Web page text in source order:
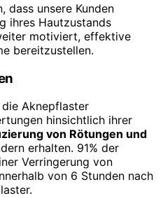
dass unsere Kunden
ihres Hautzustands
motiviert, effektive
bereitzustellen.
Aknepflaster
hinsichtlich ihrer
von Rötungen und
erhalten. 91% der
Verringerung von
von 6 Stunden nach